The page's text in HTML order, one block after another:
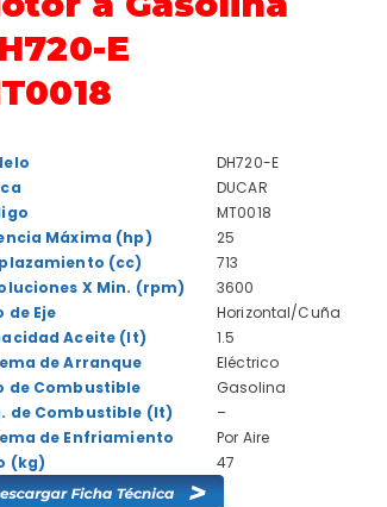
E
Máxima (hp)
(cc)
X Min. (rpm)
de Eje
Aceite (lt)
de Arranque
de Combustible
de Combustible (lt)
de Enfriamiento
(kg)
DH720-E
DUCAR
MT0018
25
713
3600
Horizontal/Cuña
1.5
Eléctrico
Gasolina
–
Por Aire
47